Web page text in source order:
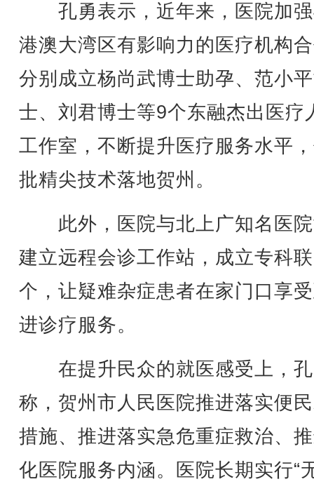
孔勇表示，近年来，医院加
港澳大湾区有影响力的医疗机构
分别成立杨尚武博士助孕、范小
士、刘君博士等9个东融杰出医疗
工作室，不断提升医疗服务水平
批精尖技术落地贺州。
此外，医院与北上广知名医
建立远程会诊工作站，成立专科
个，让疑难杂症患者在家门口享
进诊疗服务。
在提升民众的就医感受上，
称，贺州市人民医院推进落实便
措施、推进落实急危重症救治、
化医院服务内涵。医院长期实行“